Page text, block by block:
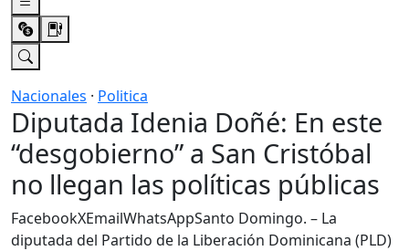
Nacionales · Politica
Diputada Idenia Doñé: En este
“desgobierno” a San Cristóbal
no llegan las políticas públicas
FacebookXEmailWhatsAppSanto Domingo. – La
diputada del Partido de la Liberación Dominicana (PLD)